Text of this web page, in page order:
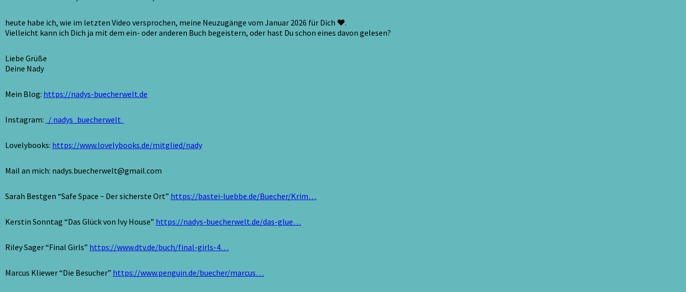
heute habe ich, wie im letzten Video versprochen, meine Neuzugänge vom Januar 2026 für Dich ♥.
Vielleicht kann ich Dich ja mit dem ein- oder anderen Buch begeistern, oder hast Du schon eines davon gelesen?
Liebe Grüße
Deine Nady
Mein Blog: https://nadys-buecherwelt.de
Instagram: / nadys_buecherwelt
Lovelybooks: https://www.lovelybooks.de/mitglied/nady
Mail an mich: nadys.buecherwelt@gmail.com
Sarah Bestgen “Safe Space ~ Der sicherste Ort” https://bastei-luebbe.de/Buecher/Krim…
Kerstin Sonntag “Das Glück von Ivy House” https://nadys-buecherwelt.de/das-glue…
Riley Sager “Final Girls” https://www.dtv.de/buch/final-girls-4…
Marcus Kliewer “Die Besucher” https://www.penguin.de/buecher/marcus…